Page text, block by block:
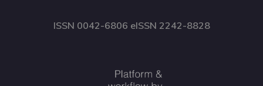
ISSN 0042-6806 eISSN 2242-8828